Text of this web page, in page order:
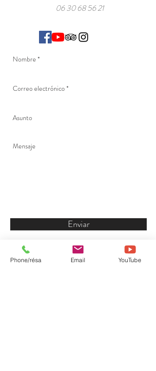
06 30 68 56 21
Enviar
Conditions générales de ventes
Phone/résa Email YouTube